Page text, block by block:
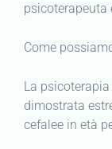
psicoterapeuta
Come
La
dimostrata
cefalee in età